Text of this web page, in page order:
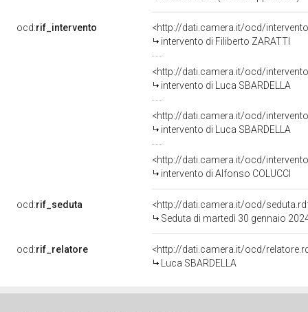
ocd:rif_intervento
<http://dati.camera.it/ocd/
intervento di Filiberto ZARATTI
<http://dati.camera.it/ocd/
intervento di Luca SBARDELLA
<http://dati.camera.it/ocd/
intervento di Luca SBARDELLA
<http://dati.camera.it/ocd/
intervento di Alfonso COLUCCI
ocd:rif_seduta
<http://dati.camera.it/ocd/
Seduta di martedì 30 gennaio
ocd:rif_relatore
<http://dati.camera.it/ocd/
Luca SBARDELLA